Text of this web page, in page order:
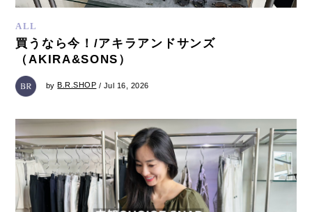
ALL
買うなら今！/アキラアンドサンズ
（AKIRA&SONS）
by B.R.SHOP / Jul 16, 2026